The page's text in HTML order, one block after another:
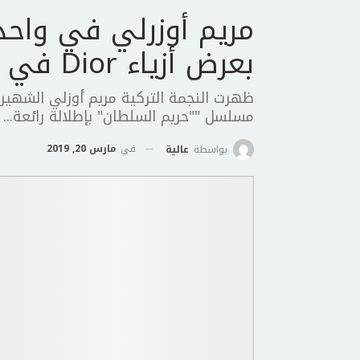
مريم أوزرلي في
بعرض أزياء Dior في دبي
ظهرت النجمة التركية مريم أوزلي
مسلسل ""حريم السلطان" بإطلالة رائعة...
بواسطة عالية في مارس 20, 2019